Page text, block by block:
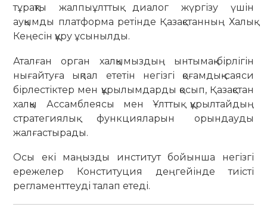
тұрақты жалпыұлттық диалог жүргізу үшін
ауқымды платформа ретінде Қазақстанның Халық
Кеңесін құру ұсынылды.
Аталған орган халқымыздың ынтымақ-бірлігін
нығайтуға ықпал ететін негізгі қоғамдық-саяси
бірлестіктер мен құрылымдарды қосып, Қазақстан
халқы Ассамблеясы мен Ұлттық құрылтайдың
стратегиялық функцияларын орындауды
жалғастырады.
Осы екі маңызды институт бойынша негізгі
ережелер Конституция деңгейінде тиісті
регламенттеуді талап етеді.